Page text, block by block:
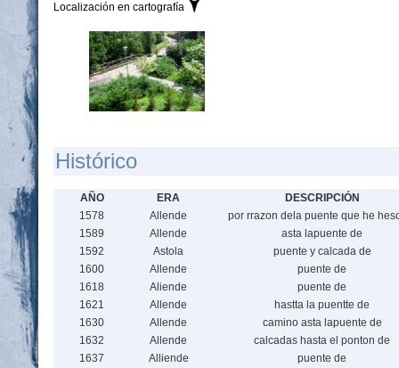
Localización en cartografía
Histórico
AÑO ERA
DESCRIPCIÓN
1578
Allende
por rrazon dela puente que he
1589
Allende
asta lapuente de
1592
Astola
puente y calcada de
1600
Allende
puente de
1618
Aliende
puente de
1621
Allende
hastta la puentte de
1630
Allende
camino asta lapuente de
1632
Allende
calcadas hasta el ponton de
1637
Alliende
puente de